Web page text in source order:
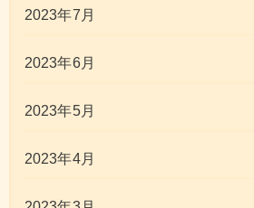
2023年7月
2023年6月
2023年5月
2023年4月